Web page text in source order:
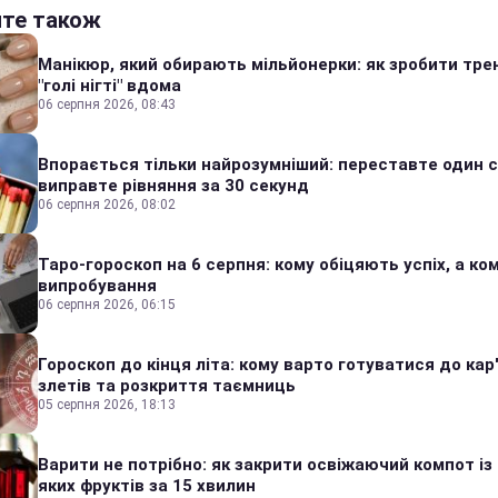
також
Манікюр, який обирають мільйонерки: як зробити
"голі нігті" вдома
06 серпня 2026, 08:43
Впорається тільки найрозумніший: переставте один
виправте рівняння за 30 секунд
06 серпня 2026, 08:02
Таро-гороскоп на 6 серпня: кому обіцяють успіх, а
випробування
06 серпня 2026, 06:15
Гороскоп до кінця літа: кому варто готуватися до
злетів та розкриття таємниць
05 серпня 2026, 18:13
Варити не потрібно: як закрити освіжаючий компот
яких фруктів за 15 хвилин